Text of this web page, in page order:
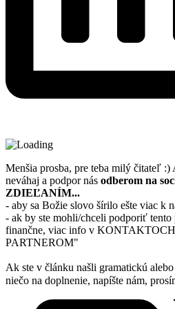
Menšia prosba, pre teba milý čitateľ :)
neváhaj a podpor nás odberom na
ZDIEĽANÍM...
- aby sa Božie slovo šírilo ešte viac k
- ak by ste mohli/chceli podporiť
finančne, viac info v
PARTNEROM"
Ak ste v článku našli gramatickú
niečo na doplnenie, napíšte nám,